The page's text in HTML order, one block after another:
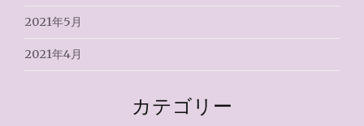
2021年5月
2021年4月
カテゴリー